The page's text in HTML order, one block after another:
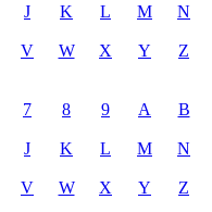
J K L M N
V W X Y
Z
7 8 9 A B
J K L M N
V W X Y Z